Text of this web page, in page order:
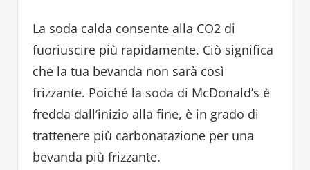
La soda calda consente alla CO2 di
fuoriuscire più rapidamente. Ciò significa
che la tua bevanda non sarà così
frizzante. Poiché la soda di McDonald’s è
fredda dall’inizio alla fine, è in grado di
trattenere più carbonatazione per una
bevanda più frizzante.